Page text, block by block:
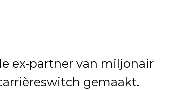
ex-partner van miljonair
gemaakt.